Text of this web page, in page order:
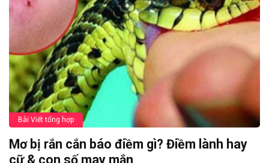
Bài Viết tổng hợp
Mơ bị rắn cắn báo điềm gì? Điềm lành hay
cữ & con số may mắn